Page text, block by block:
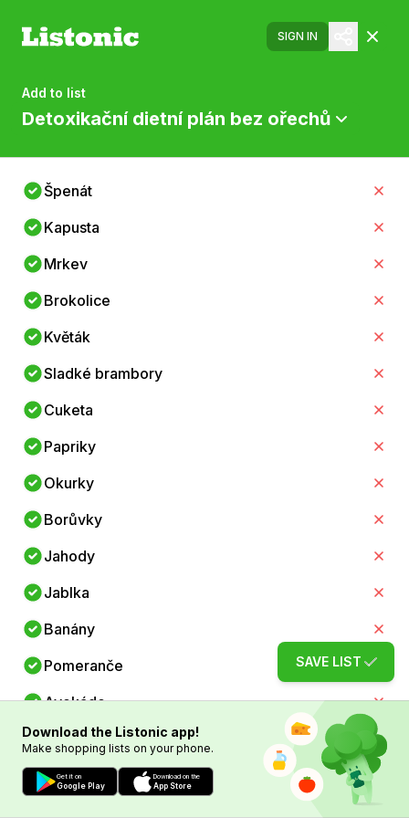
SIGN IN
Add to list
Detoxikační dietní plán bez ořechů
Špenát
Kapusta
Mrkev
Brokolice
Květák
Sladké brambory
Cuketa
Papriky
Okurky
Borůvky
Jahody
Jablka
Banány
Pomeranče
Avokádo
Kuřecí prsa
Losos
SAVE LIST
Download the Listonic app!
Make shopping lists on your phone.
Get it on
Google Play
Download on the
App Store